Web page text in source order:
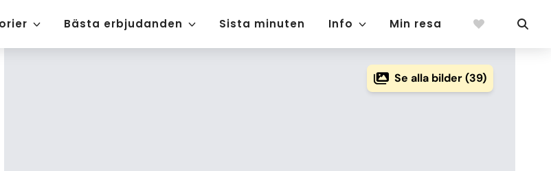
Bästa erbjudanden Sista minuten Info Min resa
Se alla bilder (39)